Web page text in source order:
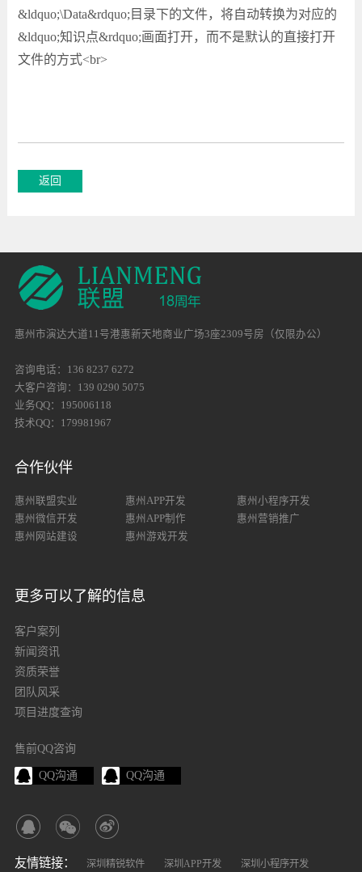
&ldquo;\Data&rdquo;目录下的文件，将自动转换为对应的
&ldquo;知识点&rdquo;画面打开，而不是默认的直接打开
文件的方式<br>
惠州市演达大道11号港惠新天地商业广场3座2309号房（仅限办公）
咨询电话：136 8237 6272
大客户咨询：139 0290 5075
业务QQ：195006118
技术QQ：179981967
合作伙伴
惠州联盟实业 惠州APP开发
惠州小程序开发
惠州微信开发
惠州APP制作
惠州营销推广
惠州网站建设
惠州游戏开发
更多可以了解的信息
客户案列
新闻资讯
资质荣誉
团队风采
项目进度查询
售前QQ咨询
QQ沟通 QQ沟通
友情链接： 深圳精锐软件 深圳APP开发 深圳小程序开发